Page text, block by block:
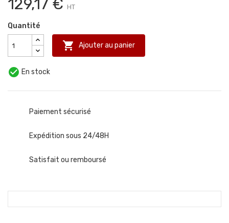
129,17 € HT
Quantité
 Ajouter au panier
 En stock
Paiement sécurisé
Expédition sous 24/48H
Satisfait ou remboursé